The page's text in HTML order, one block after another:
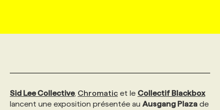
ANNONCEZ AVEC NOUS
ANNONCEZ AVEC NOUS
NOS PARCOURS DE FORMATIONS
SERVICE DE CHASSE DE TÊTE
Sid Lee Collective, Chromatic et le Collectif Blackbox
lancent une exposition présentée au Ausgang Plaza de